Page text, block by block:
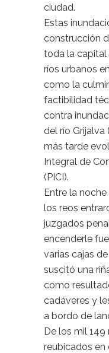
ciudad.
Estas
construcción
toda la capital
ríos urbanos
como la
factibilidad
contra
del río Grijalva
más tarde
Integral de
(PICI).
Entre la
los reos
juzgados
encenderle
varias cajas
suscitó una
como
cadáveres y
a bordo de
De los mil 149
reubicados en